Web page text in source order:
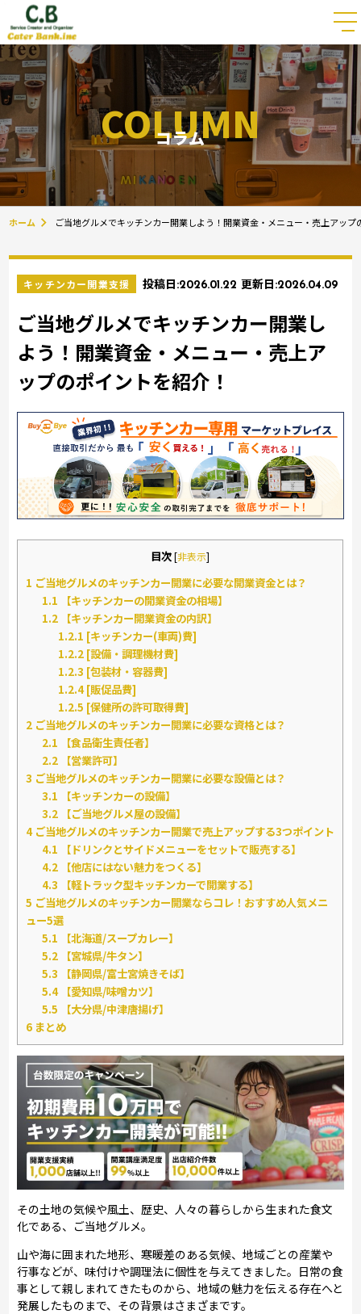
COLUMN
コラム
ホーム ご当地グルメでキッチンカー開業しよう！開業資金・メニュー・売上アップ
キッチンカー開業支援 投稿日:2026.01.22 更新日:2026.04.09
ご当地グルメでキッチンカー開業し
よう！開業資金・メニュー・売上ア
ップのポイントを紹介！
目次[非表示]
1 ご当地グルメのキッチンカー開業に必要な開業資金とは？
1.1 【キッチンカーの開業資金の相場】
1.2 【キッチンカー開業資金の内訳】
1.2.1 [キッチンカー(車両)費]
1.2.2 [設備・調理機材費]
1.2.3 [包装材・容器費]
1.2.4[販促品費]
1.2.5 [保健所の許可取得費]
2 ご当地グルメのキッチンカー開業に必要な資格とは？
2.1 【食品衛生責任者】
2.2 【営業許可】
3 ご当地グルメのキッチンカー開業に必要な設備とは？
3.1 【キッチンカーの設備】
3.2 【ご当地グルメ屋の設備】
4ご当地グルメのキッチンカー開業で売上アップする3つポイント
4.1 【ドリンクとサイドメニューをセットで販売する】
4.2 【他店にはない魅力をつくる】
4.3 【軽トラック型キッチンカーで開業する】
5 ご当地グルメのキッチンカー開業ならコレ！おすすめ人気メニ
ュー5選
5.1 【北海道/スープカレー】
5.2 【宮城県/牛タン】
5.3 【静岡県/富士宮焼きそば】
5.4【愛知県/味噌カツ】
5.5 【大分県/中津唐揚げ】
6 まとめ
その土地の気候や風土、歴史、人々の暮らしから生まれた食文
化である、ご当地グルメ。
山や海に囲まれた地形、寒暖差のある気候、地域ごとの産業や
行事などが、味付けや調理法に個性を与えてきました。日常の食
事として親しまれてきたものから、地域の魅力を伝える存在へと
発展したものまで、その背景はさまざまです。